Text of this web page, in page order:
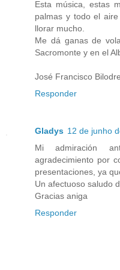
Esta música, estas
palmas y todo el
llorar mucho.
Me dá ganas de
Sacromonte y en el
José Francisco
Responder
Gladys 12 de junho
Mi admiración
agradecimiento por
presentaciones, ya
Un afectuoso saludo
Gracias aniga
Responder